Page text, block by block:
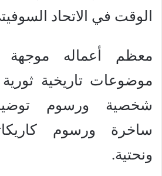
الوقت في الاتحاد
معظم أعماله موجهة
موضوعات تاريخية
شخصية ورسوم
ساخرة ورسوم
ونحتية.